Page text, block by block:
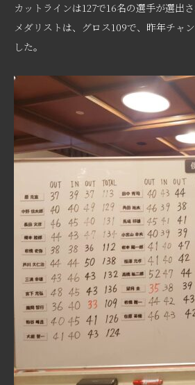
カットラインは127で16名の選手が選出さ
メダリストは、グロス109で、昨年チャ
した。